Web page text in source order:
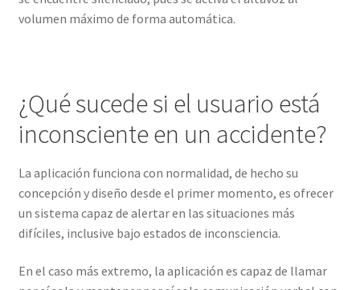
volumen máximo de forma automática.
¿Qué sucede si el usuario está
inconsciente en un accidente?
La aplicación funciona con normalidad, de hecho su
concepción y diseño desde el primer momento, es ofrecer
un sistema capaz de alertar en las situaciones más
difíciles, inclusive bajo estados de inconsciencia.
En el caso más extremo, la aplicación es capaz de llamar